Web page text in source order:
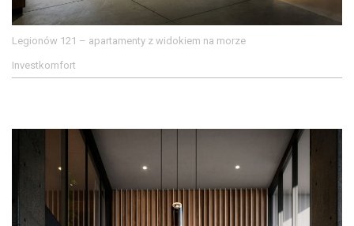
Legionów 121 – apartamenty z widokiem na morze
Investkomfort